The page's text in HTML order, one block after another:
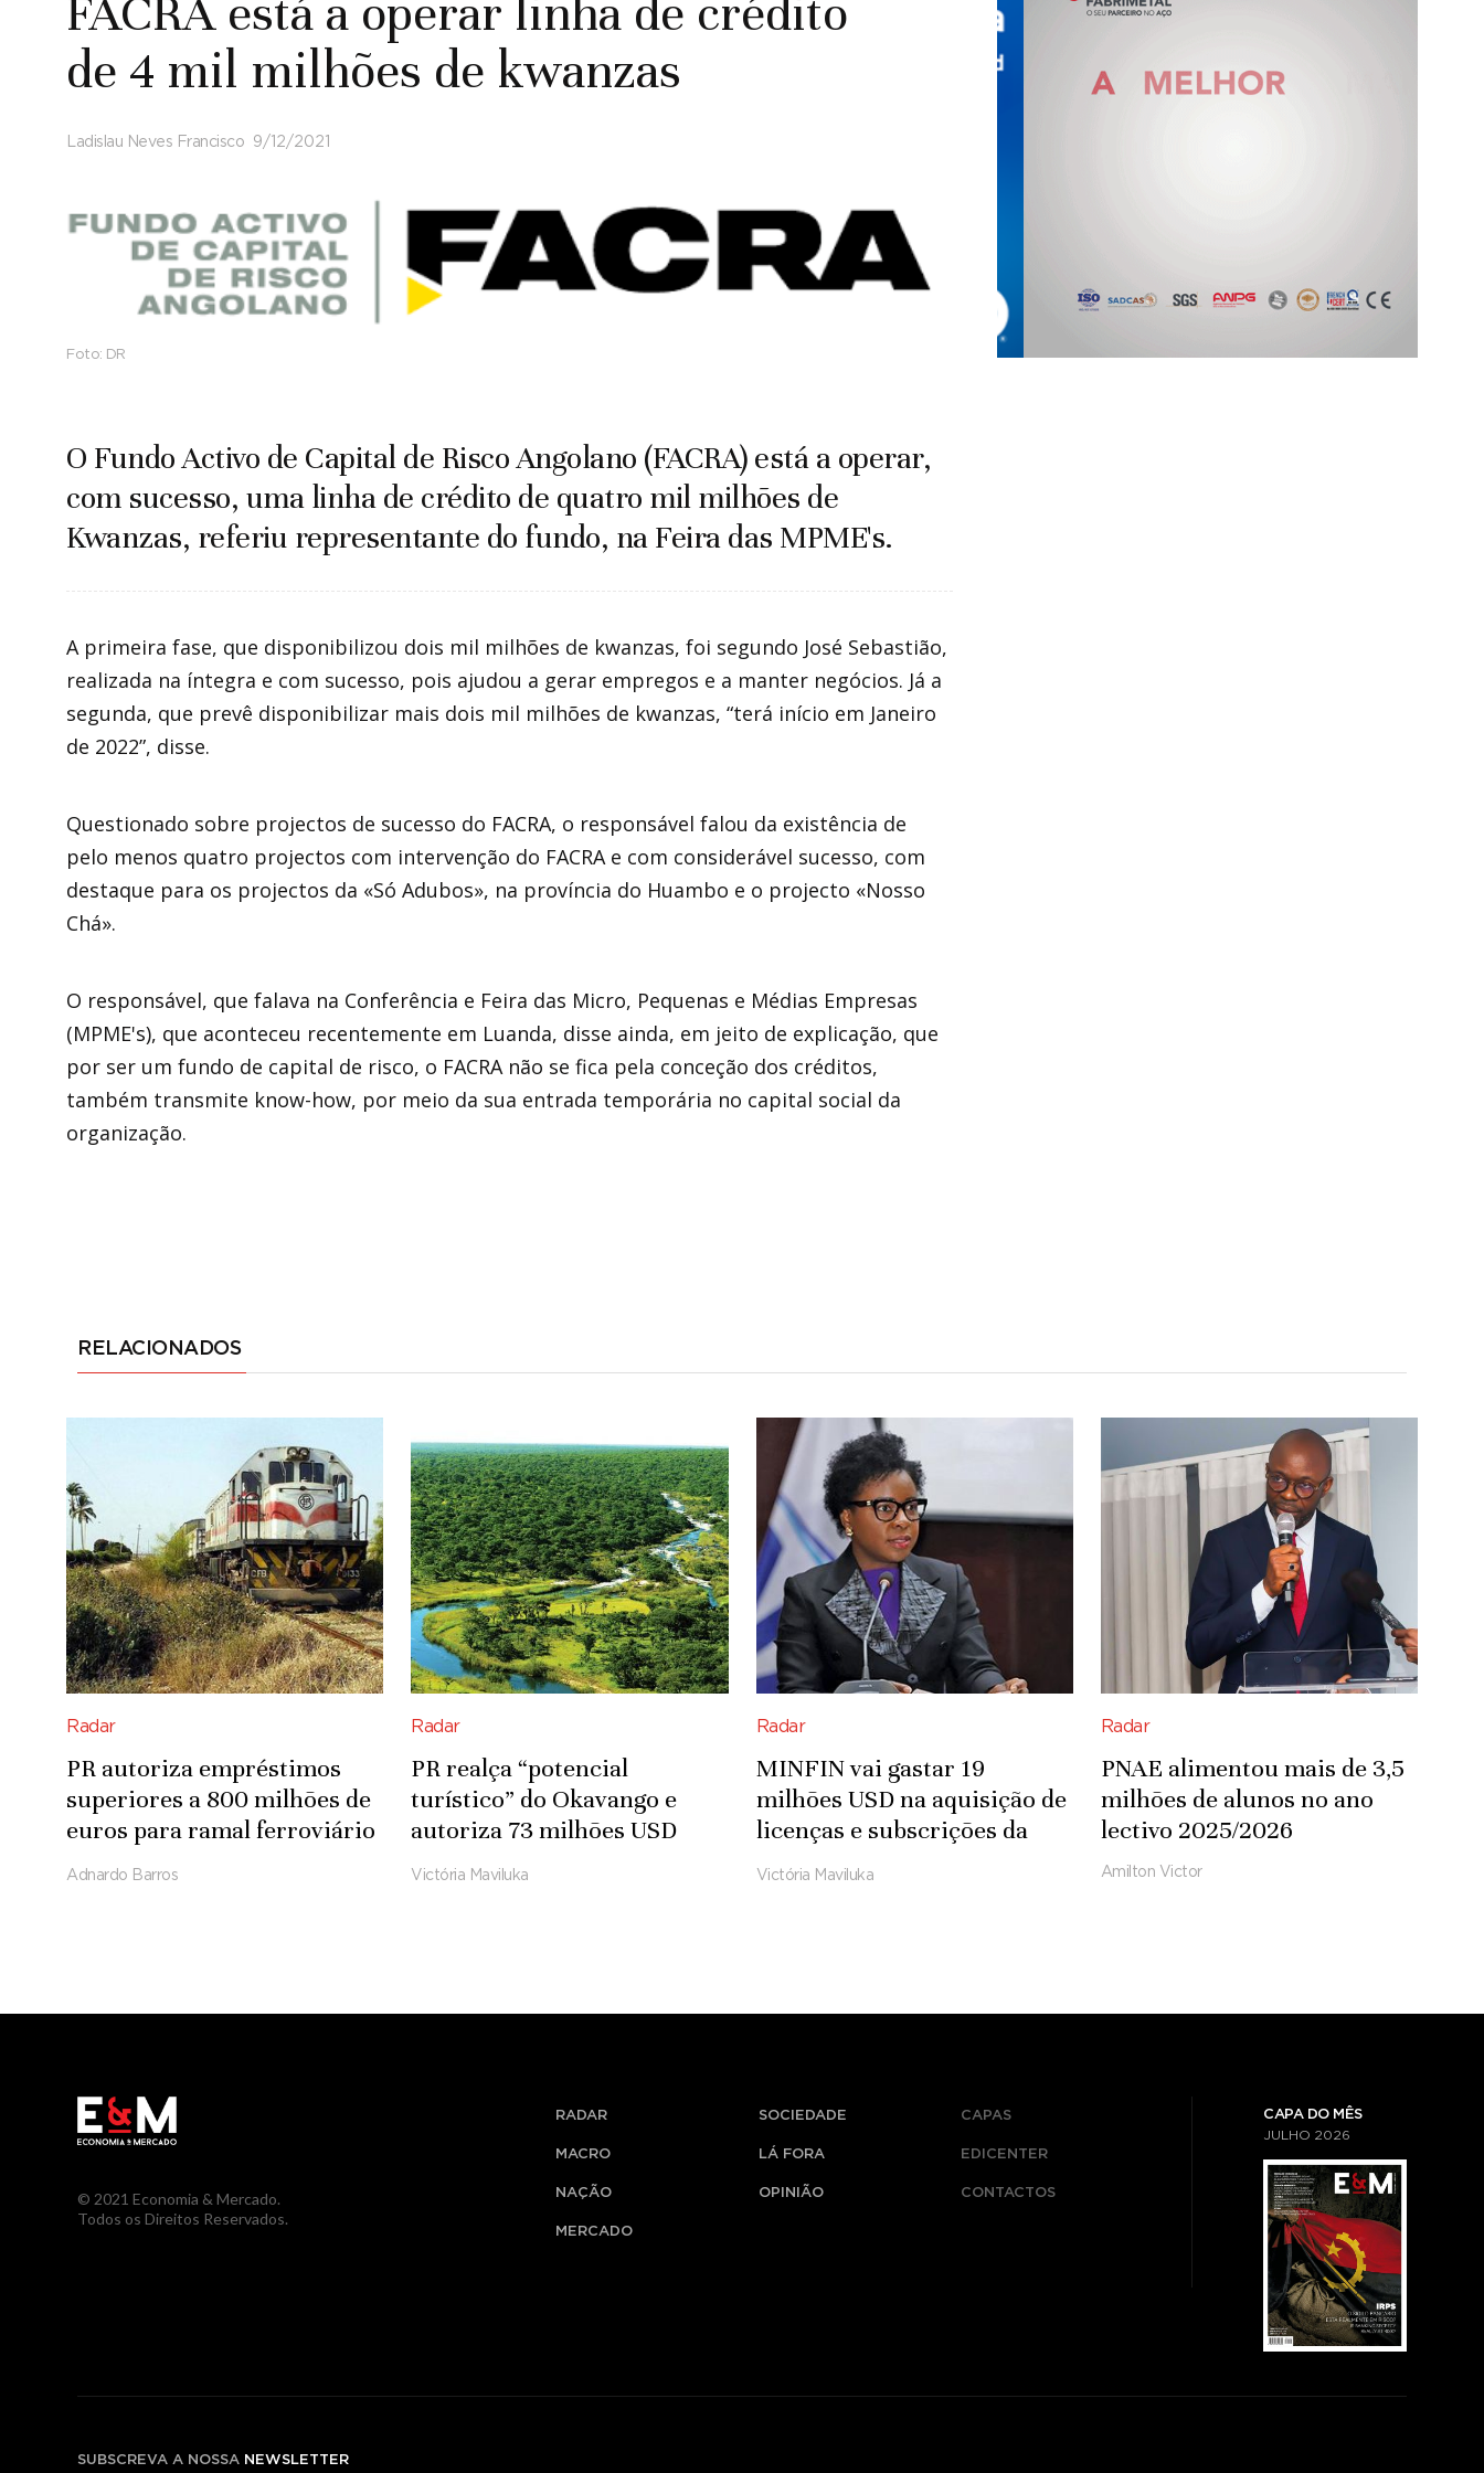
FACRA está a operar linha de crédito
de 4 mil milhões de kwanzas
Ladislau Neves Francisco 9/12/2021
Foto: DR
O Fundo Activo de Capital de Risco Angolano (FACRA) está a operar,
com sucesso, uma linha de crédito de quatro mil milhões de
Kwanzas, referiu representante do fundo, na Feira das MPME's.
A primeira fase, que disponibilizou dois mil milhões de kwanzas, foi segundo José Sebastião,
realizada na íntegra e com sucesso, pois ajudou a gerar empregos e a manter negócios. Já a
segunda, que prevê disponibilizar mais dois mil milhões de kwanzas, “terá início em Janeiro
de 2022”, disse.
Questionado sobre projectos de sucesso do FACRA, o responsável falou da existência de
pelo menos quatro projectos com intervenção do FACRA e com considerável sucesso, com
destaque para os projectos da «Só Adubos», na província do Huambo e o projecto «Nosso
Chá».
O responsável, que falava na Conferência e Feira das Micro, Pequenas e Médias Empresas
(MPME's), que aconteceu recentemente em Luanda, disse ainda, em jeito de explicação, que
por ser um fundo de capital de risco, o FACRA não se fica pela conceção dos créditos,
também transmite know-how, por meio da sua entrada temporária no capital social da
organização.
RELACIONADOS
Radar
PR autoriza empréstimos
superiores a 800 milhões de
euros para ramal ferroviário
Luena-Saurimo
Adnardo Barros
Radar
PR realça “potencial
turístico” do Okavango e
autoriza 73 milhões USD
para infra-estruturas
Victória Maviluka
Radar
MINFIN vai gastar 19
milhões USD na aquisição de
licenças e subscrições da
Microsoft
Victória Maviluka
Radar
PNAE alimentou mais de 3,5
milhões de alunos no ano
lectivo 2025/2026
Amilton Victor
© 2021 Economia & Mercado.
Todos os Direitos Reservados.
RADAR
MACRO
NAÇÃO
MERCADO
SOCIEDADE
LÁ FORA
OPINIÃO
CAPAS
EDICENTER
CONTACTOS
CAPA DO MÊS
JULHO 2026
SUBSCREVA A NOSSA NEWSLETTER